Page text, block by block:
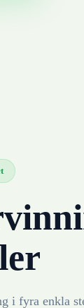
i fyra enkla